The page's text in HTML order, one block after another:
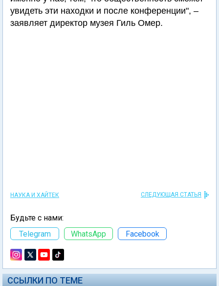
увидеть эти находки и после конференции", –
заявляет директор музея Гиль Омер.
НАУКА И ХАЙТЕК СЛЕДУЮЩАЯ СТАТЬЯ
Будьте с нами:
Telegram
WhatsApp Facebook
ССЫЛКИ ПО ТЕМЕ